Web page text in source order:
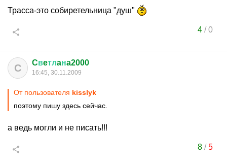
Трасса-это собиретельница "душ"
4/0
C Cвeтлaнa2000
16:45, 30.11.2009
От пользователя kisslyk
поэтому пишу здесь сейчас.
а ведь могли и не писать!!!
8/5